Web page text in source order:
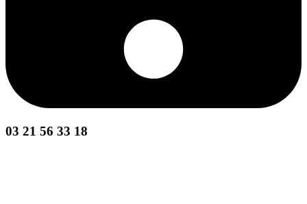
03 21 56 33 18